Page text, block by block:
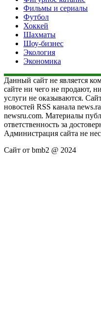
Фильмы и сериалы
Футбол
Хоккей
Шахматы
Шоу-бизнес
Экология
Экономика
Данный сайт не является
сайте ни чего не продают,
услуги не оказываются.
новостей RSS канала
newsru.com. Материалы
ответственность за
Администрация сайта не
Сайт от bmb2 @ 2024